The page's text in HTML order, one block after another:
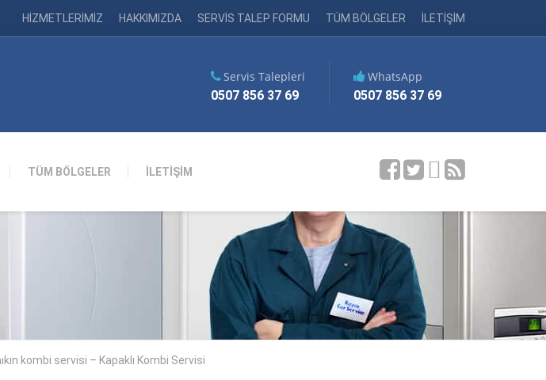
HİZMETLERİMİZ HAKKIMIZDA SERVİS TALEP FORMU TÜM BÖLGELER İLETİŞİM
TÜM BÖLGELER İLETİŞİM
Servis Talepleri
0507 856 37 69
WhatsApp
0507 856 37 69
kombi servisi – Kapaklı Kombi Servisi